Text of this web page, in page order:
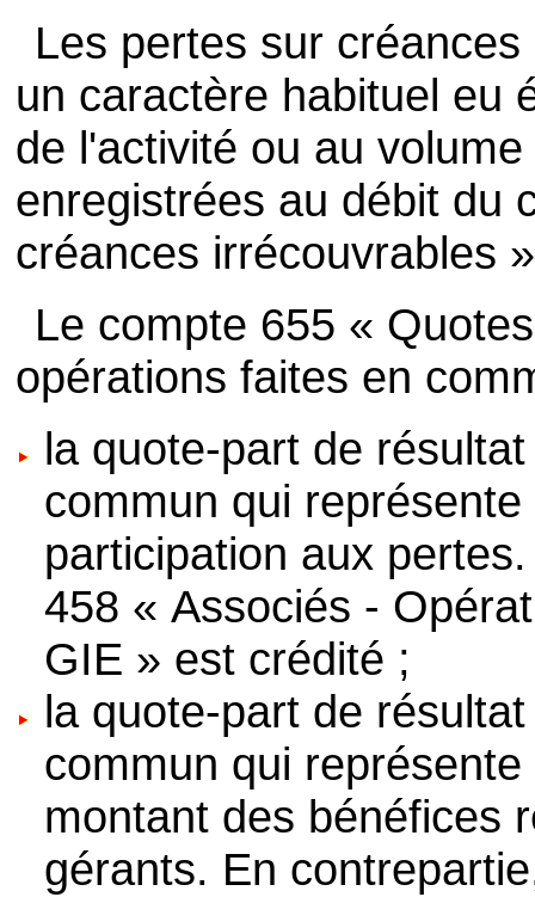
Les pertes sur
un caractère habituel eu
de l'activité ou au
enregistrées au débit du
créances irrécouvrables
Le compte 655 «
opérations faites en
la quote-part de
commun qui
participation aux
458 « Associés -
GIE » est crédité ;
la quote-part de
commun qui
montant des bénéfices
gérants. En